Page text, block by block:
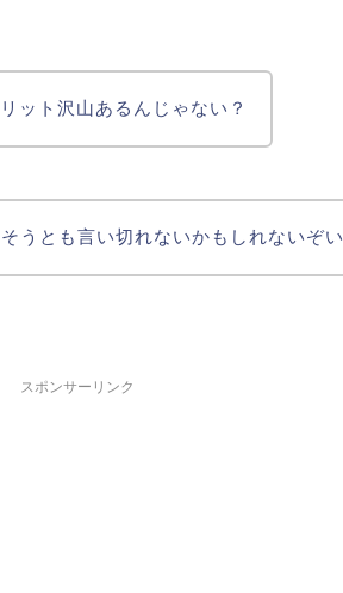
ット沢山あるんじゃない？
うとも言い切れないかもしれないぞい
スポンサーリンク